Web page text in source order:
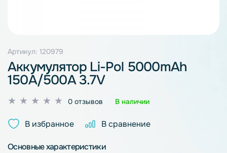
Артикул: 120979
Аккумулятор Li-Pol 5000mAh
150A/500A 3.7V
Оценка
из
0 отзывов В наличии
В избранное В сравнение
Основные характеристики